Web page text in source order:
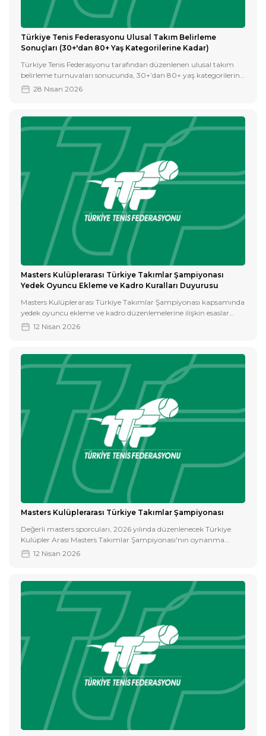
Türkiye Tenis Federasyonu Ulusal Takım Belirleme
Sonuçları (30+'dan 80+ Yaş Kategorilerine Kadar)
Türkiye Tenis Federasyonu tarafından düzenlenen ulusal takım
belirleme turnuvaları sonucunda, 30+’dan 80+ yaş kategorilerine
kadar ülkemizi temsil edecek sporcular belirlenmiştir.
28 Nisan 2026
Masters Kulüplerarası Türkiye Takımlar Şampiyonası
Yedek Oyuncu Ekleme ve Kadro Kuralları Duyurusu
Masters Kulüplerarası Türkiye Takımlar Şampiyonası kapsamında
yedek oyuncu ekleme ve kadro düzenlemelerine ilişkin esaslar
aşağıda belirtilmiştir.
12 Nisan 2026
Masters Kulüplerarası Türkiye Takımlar Şampiyonası
Değerli masters sporcuları, 2026 yılında düzenlenecek Türkiye
Kulüpler Arası Masters Takımlar Şampiyonası'nın oynanma
şekline ekteki belgelerden ulaşabilirsiniz.
12 Nisan 2026